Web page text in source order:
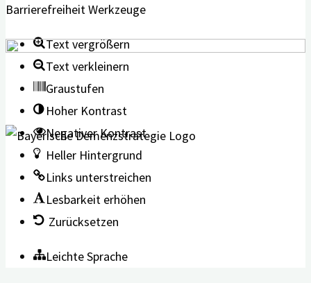
Barrierefreiheit Werkzeuge
Text vergrößern
Text verkleinern
Graustufen
Hoher Kontrast
Negativer Kontrast
Heller Hintergrund
Links unterstreichen
Lesbarkeit erhöhen
Zurücksetzen
Leichte Sprache